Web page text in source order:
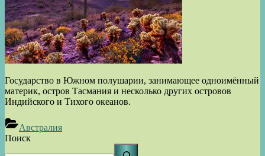
Государство в Южном полушарии, занимающее одноимённый
материк, остров Тасмания и несколько других островов
Индийского и Тихого океанов.
Австралия
Поиск